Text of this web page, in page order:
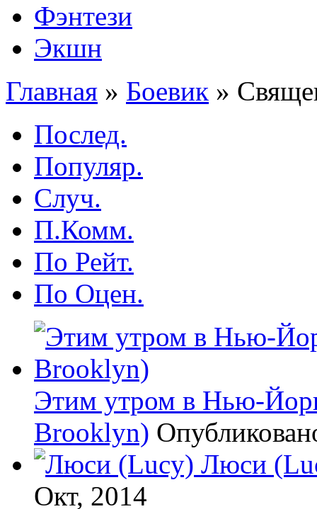
Фэнтези
Экшн
Главная » Боевик »
Послед.
Популяр.
Случ.
П.Комм.
По Рейт.
По Оцен.
Этим утром в Нью-
Brooklyn)
Люси
Окт, 2014